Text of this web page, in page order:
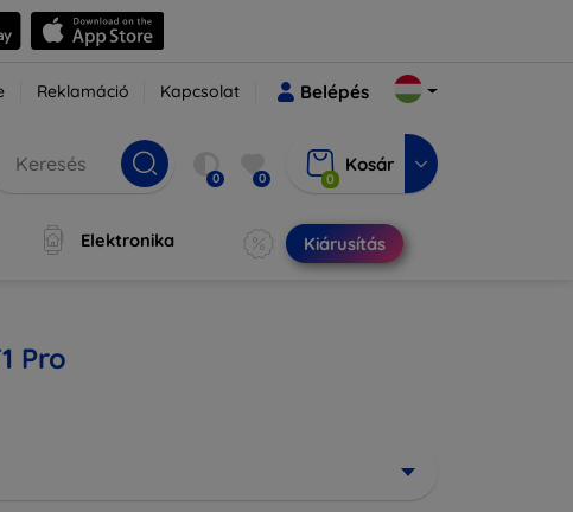
Reklamáció Kapcsolat Belépés
0 0 0
Kosár
Elektronika Kiárusítás
Pro